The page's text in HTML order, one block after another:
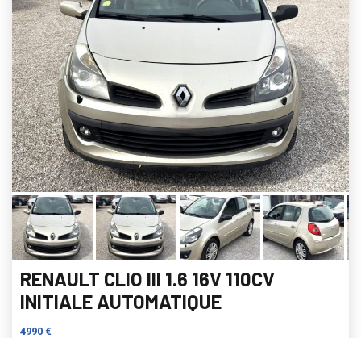
RENAULT CLIO III 1.6 16V 110CV
INITIALE AUTOMATIQUE
4990 €